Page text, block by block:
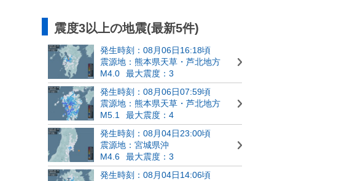
震度3以上の地震(最新5件)
発生時刻：08月06日16:18頃
震源地：熊本県天草・芦北地方
M4.0
最大震度：3
発生時刻：08月06日07:59頃
震源地：熊本県天草・芦北地方
M5.1
最大震度：4
発生時刻：08月04日23:00頃
震源地：宮城県沖
M4.6
最大震度：3
発生時刻：08月04日14:06頃